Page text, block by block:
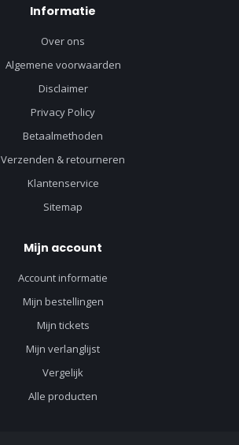
Informatie
Over ons
Algemene voorwaarden
Disclaimer
Privacy Policy
Betaalmethoden
Verzenden & retourneren
Klantenservice
Sitemap
Mijn account
Account informatie
Mijn bestellingen
Mijn tickets
Mijn verlanglijst
Vergelijk
Alle producten